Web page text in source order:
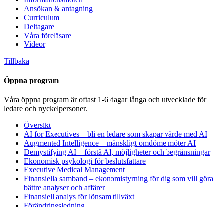
Ansökan & antagning
Curriculum
Deltagare
Våra föreläsare
Videor
Tillbaka
Öppna program
Våra öppna program är oftast 1-6 dagar långa och utvecklade för
ledare och nyckelpersoner.
Översikt
AI for Executives – bli en ledare som skapar värde med AI
Augmented Intelligence – mänskligt omdöme möter AI
Demystifying AI – förstå AI, möjligheter och begränsningar
Ekonomisk psykologi för beslutsfattare
Executive Medical Management
Finansiella samband – ekonomistyrning för dig som vill göra
bättre analyser och affärer
Finansiell analys för lönsam tillväxt